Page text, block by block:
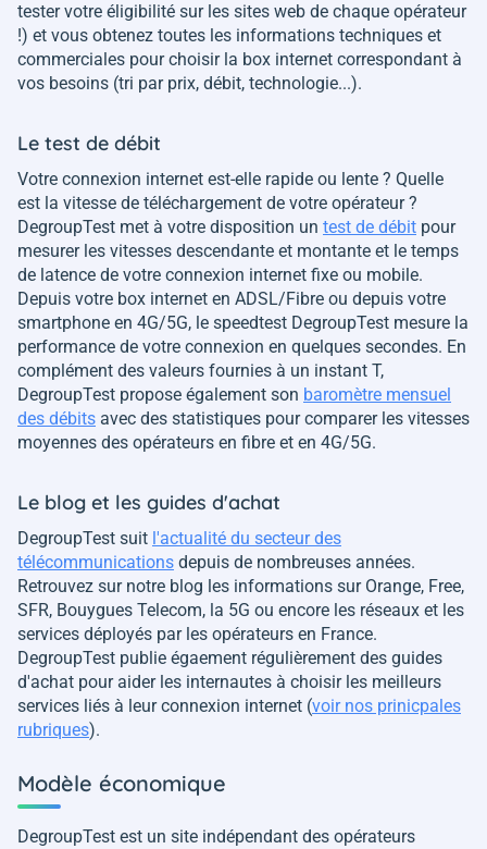
tester votre éligibilité sur les sites web de chaque opérateur
!) et vous obtenez toutes les informations techniques et
commerciales pour choisir la box internet correspondant à
vos besoins (tri par prix, débit, technologie...).
Le test de débit
Votre connexion internet est-elle rapide ou lente ? Quelle
est la vitesse de téléchargement de votre opérateur ?
DegroupTest met à votre disposition un test de débit pour
mesurer les vitesses descendante et montante et le temps
de latence de votre connexion internet fixe ou mobile.
Depuis votre box internet en ADSL/Fibre ou depuis votre
smartphone en 4G/5G, le speedtest DegroupTest mesure la
performance de votre connexion en quelques secondes. En
complément des valeurs fournies à un instant T,
DegroupTest propose également son baromètre mensuel
des débits avec des statistiques pour comparer les vitesses
moyennes des opérateurs en fibre et en 4G/5G.
Le blog et les guides d'achat
DegroupTest suit l'actualité du secteur des
télécommunications depuis de nombreuses années.
Retrouvez sur notre blog les informations sur Orange, Free,
SFR, Bouygues Telecom, la 5G ou encore les réseaux et les
services déployés par les opérateurs en France.
DegroupTest publie égaement régulièrement des guides
d'achat pour aider les internautes à choisir les meilleurs
services liés à leur connexion internet (voir nos prinicpales
rubriques).
Modèle économique
DegroupTest est un site indépendant des opérateurs